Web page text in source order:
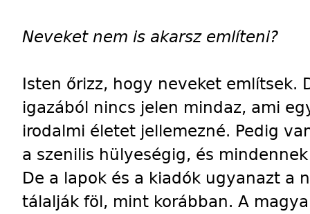
Neveket nem is akarsz említeni?
Isten őrizz, hogy neveket említsek.
igazából nincs jelen mindaz, ami
irodalmi életet jellemezné. Pedig
a szenilis hülyeségig, és
De a lapok és a kiadók ugyanazt a
tálalják föl, mint korábban. A